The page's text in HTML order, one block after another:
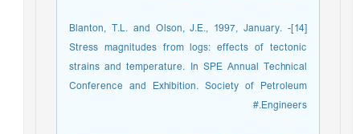
[14]- Blanton, T.L. and Olson, J.E., 1997, January.
Stress magnitudes from logs: effects of tectonic
strains and temperature. In SPE Annual Technical
Conference and Exhibition. Society of Petroleum
Engineers.#